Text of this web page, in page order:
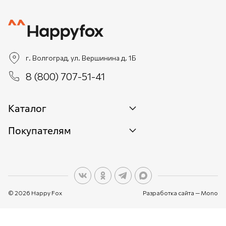
г. Волгоград, ул. Вершинина д. 1Б
8 (800) 707-51-41
Каталог
Новинки
Покупателям
О персональных данных
© 2026 Happy Fox Разработка сайта — Mono